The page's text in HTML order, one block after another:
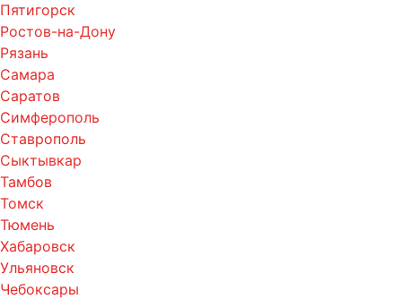
Пятигорск
Ростов-на-Дону
Рязань
Самара
Саратов
Симферополь
Ставрополь
Сыктывкар
Тамбов
Томск
Тюмень
Хабаровск
Ульяновск
Чебоксары